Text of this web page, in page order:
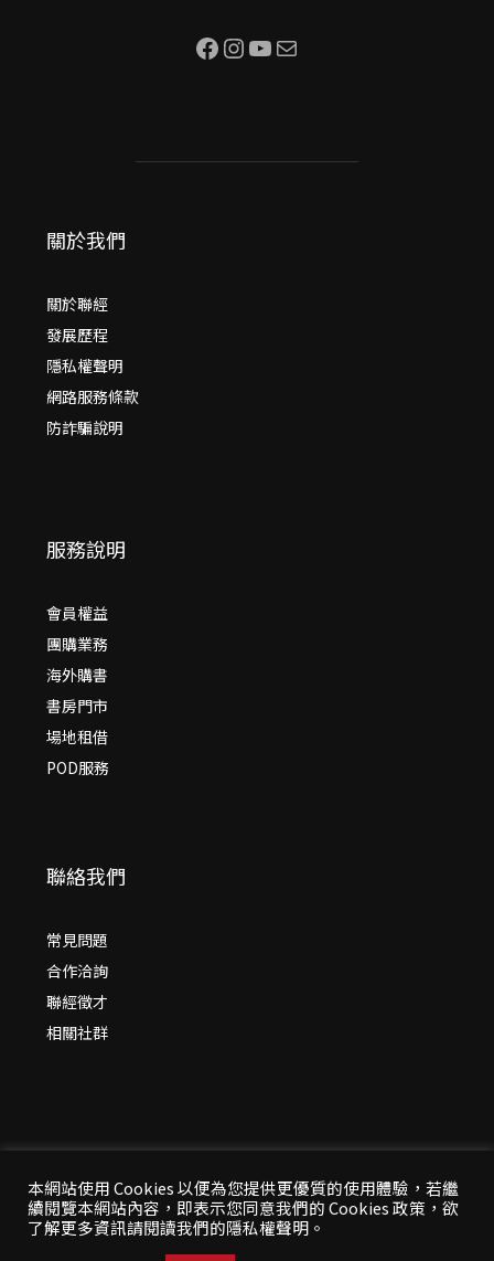
Facebook InstagramYouTube 電子郵件
關於我們
關於聯經
發展歷程
隱私權聲明
網路服務條款
防詐騙說明
服務說明
會員權益
團購業務
海外購書
書房門市
場地租借
POD服務
聯絡我們
常見問題
合作洽詢
聯經徵才
相關社群
© 2026 年聯經出版：思考，連結過去與未來
All Rights Reserved | 本站台資料為版權所有，非經同
本網站使用 Cookies 以便為您提供更優質的使用體驗，若繼
續閱覽本網站內容，即表示您同意我們的 Cookies 政策，欲
了解更多資訊請閱讀我們的隱私權聲明。